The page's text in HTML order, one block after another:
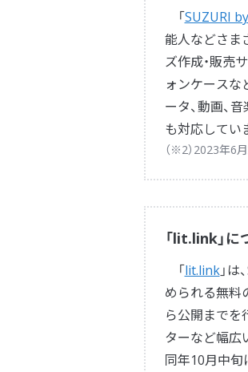
「SUZURI
能人などさま
ズ作成・販売
ォンケースな
ータ、動画、
も対応してい
（※2）2023年6
「lit.link」に
「lit.link」は
められる無料
ら公開までを
ターなど幅広
同年10月中旬